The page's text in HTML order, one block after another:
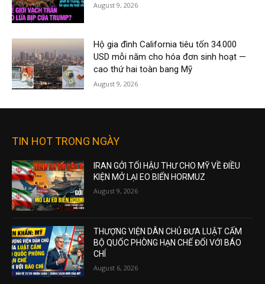
August 9, 2026
Hộ gia đình California tiêu tốn 34.000
USD mỗi năm cho hóa đơn sinh hoạt —
cao thứ hai toàn bang Mỹ
August 9, 2026
TIN HOT TRONG NGÀY
IRAN GỞI TỐI HẬU THƯ CHO MỸ VỀ ĐIỀU
KIỆN MỞ LẠI EO BIỂN HORMUZ
August 9, 2026
THƯỢNG VIỆN DÂN CHỦ ĐƯA LUẬT CẤM
BỘ QUỐC PHÒNG HẠN CHẾ ĐỐI VỚI BÁO
CHÍ
August 6, 2026